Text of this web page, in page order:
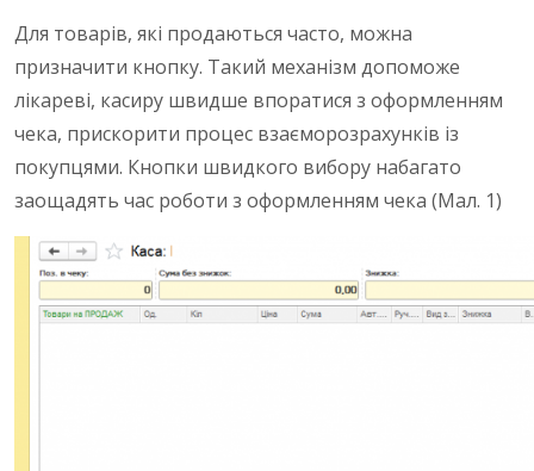
Для товарів, які продаються часто, можна
призначити кнопку. Такий механізм допоможе
лікареві, касиру швидше впоратися з оформленням
чека, прискорити процес взаєморозрахунків із
покупцями. Кнопки швидкого вибору набагато
заощадять час роботи з оформленням чека (Мал. 1)